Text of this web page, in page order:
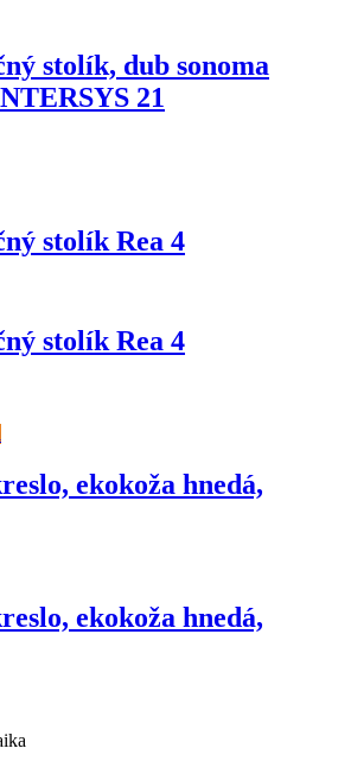
stolík, dub sonoma
21
stolík Rea 4
stolík Rea 4
ekokoža hnedá,
ekokoža hnedá,